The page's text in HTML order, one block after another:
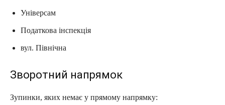
Універсам
Податкова інспекція
вул. Північна
Зворотний напрямок
Зупинки, яких немає у прямому напрямку: